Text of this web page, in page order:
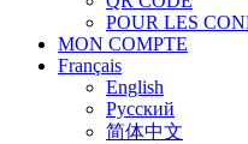
POUR LES
MON COMPTE
Français
English
Русский
简体中文